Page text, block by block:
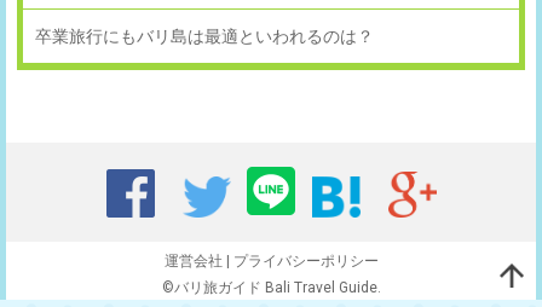
卒業旅行にもバリ島は最適といわれるのは？
運営会社
プライバシーポリシー
©バリ旅ガイド Bali Travel Guide.